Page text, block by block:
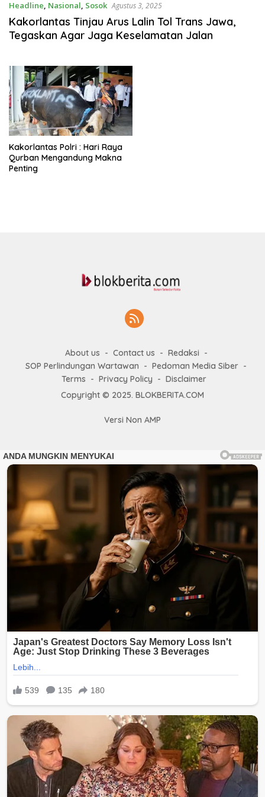
Headline, Nasional, Sosok Agustus 3, 2025
Kakorlantas Tinjau Arus Lalin Tol Trans Jawa,
Tegaskan Agar Jaga Keselamatan Jalan
Kakorlantas Polri : Hari Raya
Qurban Mengandung Makna
Penting
About us Contact us
Redaksi
SOP Perlindungan Wartawan
Pedoman Media Siber
Terms
Privacy Policy
Disclaimer
Copyright © 2025. BLOKBERITA.COM
Versi Non AMP